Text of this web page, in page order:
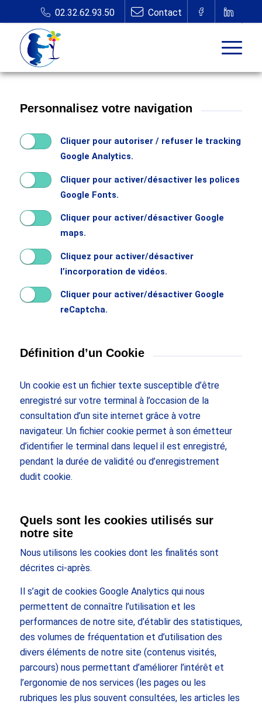
Personnalisez votre navigation
Cliquer pour autoriser / refuser le tracking
Google Analytics.
Cliquer pour activer/désactiver les polices
Google Fonts.
Cliquer pour activer/désactiver Google
maps.
Cliquez pour activer/désactiver
l’incorporation de vidéos.
Cliquer pour activer/désactiver Google
reCaptcha.
Définition d’un Cookie
Un cookie est un fichier texte susceptible d’être
enregistré sur votre terminal à l’occasion de la
consultation d’un site internet grâce à votre
navigateur. Un fichier cookie permet à son émetteur
d’identifier le terminal dans lequel il est enregistré,
pendant la durée de validité ou d’enregistrement
dudit cookie.
Quels sont les cookies utilisés sur
notre site
Nous utilisons les cookies dont les finalités sont
décrites ci-après.
Il s’agit de cookies Google Analytics qui nous
permettent de connaître l’utilisation et les
performances de notre site, d’établir des statistiques,
des volumes de fréquentation et d’utilisation des
divers éléments de notre site (contenus visités,
parcours) nous permettant d’améliorer l’intérêt et
l’ergonomie de nos services (les pages ou les
rubriques les plus souvent consultées, les articles les